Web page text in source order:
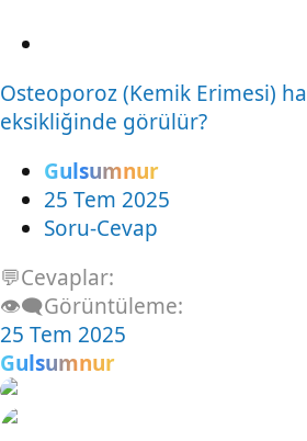
r
u
Osteoporoz (Kemik Erimesi)
eksikliğinde görülür?
Gulsumnur
25 Tem 2025
Soru-Cevap
💬Cevaplar
👁️‍🗨️Görüntüleme
25 Tem 2025
Gulsumnur